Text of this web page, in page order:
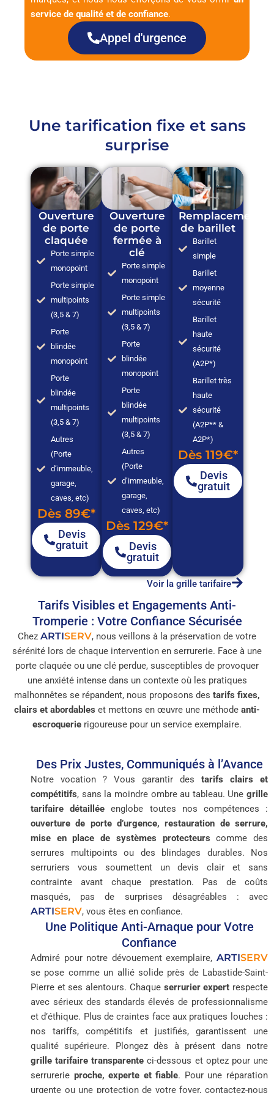
service de qualité et de confiance.
Appel d'urgence
Une tarification fixe et sans
surprise
Ouverture
de porte
claquée
Porte simple
monopoint
Porte simple
multipoints
(3,5 & 7)
Porte
blindée
monopoint
Porte
blindée
multipoints
(3,5 & 7)
Autres
(Porte
d’immeuble,
garage,
caves, etc)
Dès 89€*
Devis
gratuit
Ouverture
de porte
fermée à
clé
Porte simple
monopoint
Porte simple
multipoints
(3,5 & 7)
Porte
blindée
monopoint
Porte
blindée
multipoints
(3,5 & 7)
Autres
(Porte
d’immeuble,
garage,
caves, etc)
Dès 129€*
Devis
gratuit
Remplacement
de barillet
Barillet
simple
Barillet
moyenne
sécurité
Barillet
haute
sécurité
(A2P*)
Barillet très
haute
sécurité
(A2P** &
A2P*)
Dès 119€*
Devis
gratuit
Voir la grille tarifaire
Tarifs Visibles et Engagements Anti-
Tromperie : Votre Confiance Sécurisée
Chez ARTISERV, nous veillons à la préservation de votre
sérénité lors de chaque intervention en serrurerie. Face à une
porte claquée ou une clé perdue, susceptibles de provoquer
une anxiété intense dans un contexte où les pratiques
malhonnêtes se répandent, nous proposons des tarifs fixes,
clairs et abordables et mettons en œuvre une méthode anti-
escroquerie rigoureuse pour un service exemplaire.
Des Prix Justes, Communiqués à l’Avance
Notre vocation ? Vous garantir des tarifs clairs et
compétitifs, sans la moindre ombre au tableau. Une grille
tarifaire détaillée englobe toutes nos compétences :
ouverture de porte d’urgence, restauration de serrure,
mise en place de systèmes protecteurs comme des
serrures multipoints ou des blindages durables. Nos
serruriers vous soumettent un devis clair et sans
contrainte avant chaque prestation. Pas de coûts
masqués, pas de surprises désagréables : avec
ARTISERV, vous êtes en confiance.
Une Politique Anti-Arnaque pour Votre
Confiance
Admiré pour notre dévouement exemplaire, ARTISERV
se pose comme un allié solide près de Labastide-Saint-
Pierre et ses alentours. Chaque serrurier expert respecte
avec sérieux des standards élevés de professionnalisme
et d’éthique. Plus de craintes face aux pratiques louches :
nos tariffs, compétitifs et justifiés, garantissent une
qualité supérieure. Plongez dès à présent dans notre
grille tarifaire transparente ci-dessous et optez pour une
serrurerie proche, experte et fiable. Pour une réparation
urgente ou une protection de votre foyer, contactez-nous